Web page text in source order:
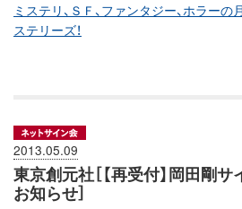
ミステリ、ＳＦ、ファンタジー、ホラー
ステリーズ！
2013.05.09
東京創元社［【再受付】岡田剛
お知らせ］